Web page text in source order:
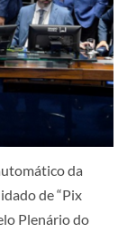
da
de “Pix
Plenário do